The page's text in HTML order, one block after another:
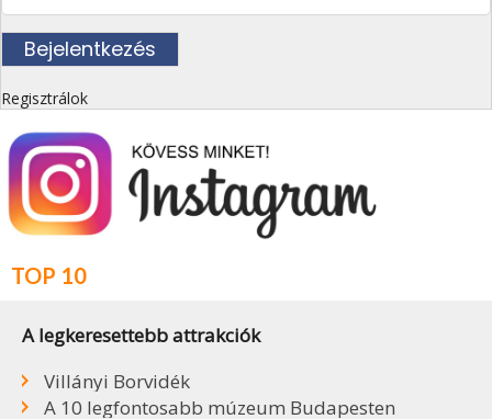
Regisztrálok
TOP 10
A legkeresettebb attrakciók
Villányi Borvidék
A 10 legfontosabb múzeum Budapesten